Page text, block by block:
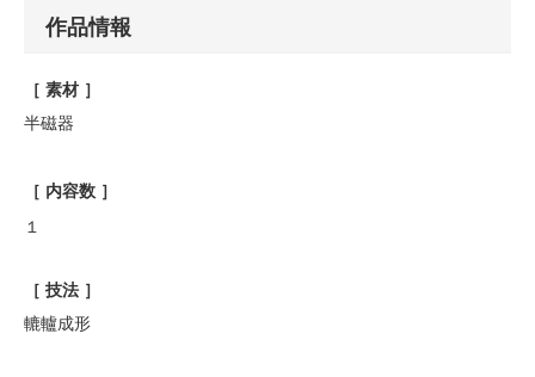
作品情報
［ 素材 ］
半磁器
［ 内容数 ］
１
［ 技法 ］
轆轤成形